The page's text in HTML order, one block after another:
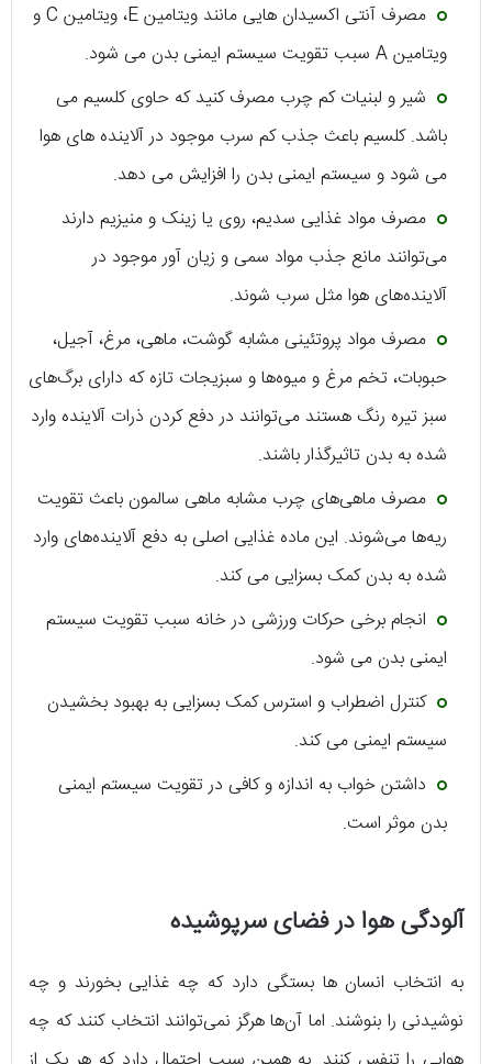
مصرف آنتی اکسیدان هایی مانند ویتامین E، ویتامین C و
ویتامین A سبب تقویت سیستم ایمنی بدن می شود.
شیر و لبنیات کم چرب مصرف کنید که حاوی کلسیم می
باشد. کلسیم باعث جذب کم سرب موجود در آلاینده های هوا
می شود و سیستم ایمنی بدن را افزایش می دهد.
مصرف مواد غذایی سدیم، روی یا زینک و منیزیم دارند
می‌توانند مانع جذب مواد سمی و زیان آور موجود در
آلاینده‌های هوا مثل سرب شوند.
مصرف مواد پروتئینی مشابه گوشت‌، ماهی، مرغ، آجیل‌،
حبوبات، تخم مرغ و میوه‌ها و سبزیجات تازه که دارای برگ‌های
سبز تیره رنگ هستند می‌توانند در دفع کردن ذرات آلاینده وارد
شده به بدن تاثیرگذار باشند.
مصرف ماهی‌های چرب مشابه ماهی سالمون باعث تقویت
ریه‌ها می‌شوند. این ماده غذایی اصلی به دفع آلاینده‌های وارد
شده به بدن کمک بسزایی می کند.
انجام برخی حرکات ورزشی در خانه سبب تقویت سیستم
ایمنی بدن می شود.
کنترل اضطراب و استرس کمک بسزایی به بهبود بخشیدن
سیستم ایمنی می کند.
داشتن خواب به اندازه و کافی در تقویت سیستم ایمنی
بدن موثر است.
آلودگی هوا در فضای سرپوشیده
به انتخاب انسان ها بستگی دارد که چه غذایی بخورند و چه
نوشیدنی را بنوشند. اما آن‌ها هرگز نمی‌توانند انتخاب کنند که چه